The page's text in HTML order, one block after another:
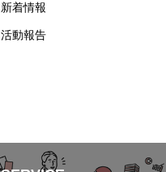
新着情報
活動報告